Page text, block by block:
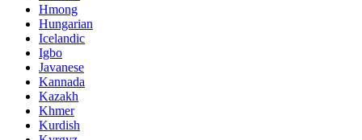
Hmong
Hungarian
Icelandic
Igbo
Javanese
Kannada
Kazakh
Khmer
Kurdish